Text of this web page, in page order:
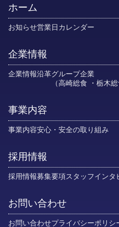
ホーム
お知らせ営業日カレンダー
企業情報
企業情報沿革グループ企業
高崎総食
栃木総
事業内容
事業内容安心・安全の取り組み
採用情報
採用情報募集要項スタッフインタ
お問い合わせ
お問い合わせプライバシーポリシ